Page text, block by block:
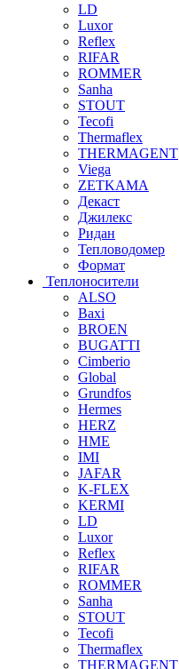
LD
Luxor
Reflex
RIFAR
ROMMER
Sanha
STOUT
Tecofi
Thermaflex
THERMAGENT
Viega
ZETKAMA
Декаст
Джилекс
Ридан
Тепловодомер
Формат
Теплоносители
ALSO
Baxi
BROEN
BUGATTI
Cimberio
Global
Grundfos
Hermes
HERZ
HME
IMI
JAFAR
K-FLEX
KERMI
LD
Luxor
Reflex
RIFAR
ROMMER
Sanha
STOUT
Tecofi
Thermaflex
THERMAGENT